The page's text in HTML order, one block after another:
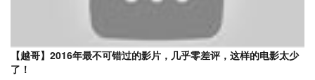
【越哥】2016年最不可错过的影片，几乎零差评，这样的电影太少
了！